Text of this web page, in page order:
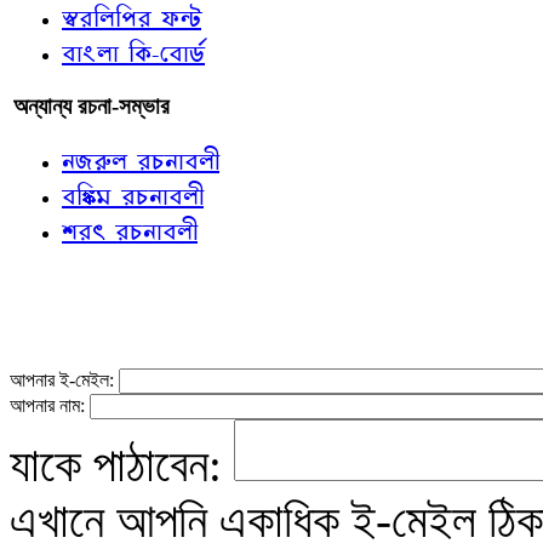
স্বরলিপির ফন্ট
বাংলা কি-বোর্ড
অন্যান্য রচনা-সম্ভার
নজরুল রচনাবলী
বঙ্কিম রচনাবলী
শরৎ রচনাবলী
আপনার ই-মেইল:
আপনার নাম:
যাকে পাঠাবেন:
এখানে আপনি একাধিক ই-মেইল